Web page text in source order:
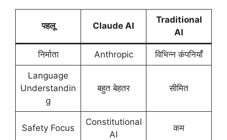
पहलू Claude AI
Traditional
AI
निर्माता Anthropic विभिन्न कंपनियाँ
Language
Understandin
g
बहुत बेहतर सीमित
Safety Focus
Constitutional
AI
कम